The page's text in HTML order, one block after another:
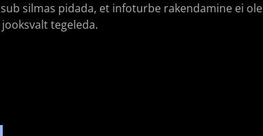
silmas pidada, et infoturbe rakendamine ei ole
tegeleda.